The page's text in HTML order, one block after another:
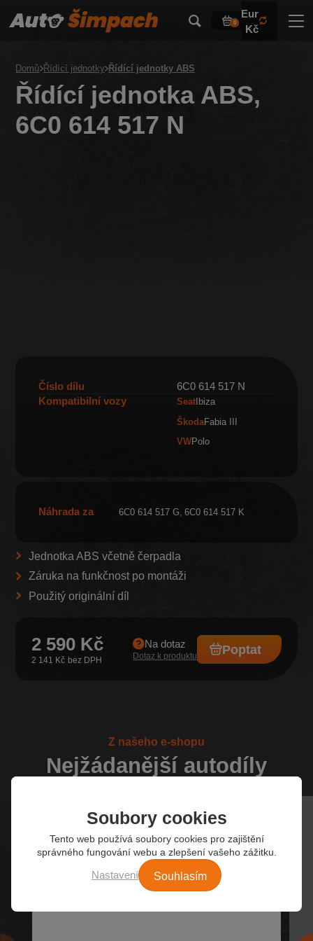
0
Eur
Kč
Domů Řídící jednotky Řídící jednotky ABS
Řídící jednotka ABS,
6C0 614 517 N
Číslo dílu
6C0 614 517 N
Kompatibilní vozy
Seat Ibiza
ŠkodaFabia III
VWPolo
Náhrada za 6C0 614 517 G 6C0 614 517 K
Jednotka ABS včetně čerpadla
Záruka na funkčnost po montáži
Použitý originální díl
2 590 Kč
2 141 Kč
Na dotaz
Dotaz k produktu Poptat
Z našeho e-shopu
Nejžádanější autodíly
Soubory cookies
Tento web používá soubory cookies pro zajištění
správného fungování webu a zlepšení vašeho zážitku.
Nastavení Souhlasím